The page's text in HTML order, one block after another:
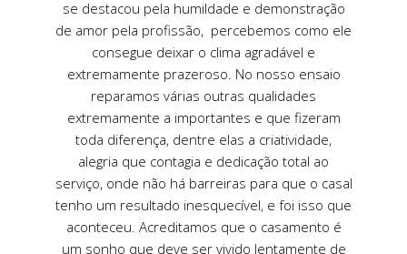
se destacou pela humildade e demonstração
de amor pela profissão, percebemos como ele
consegue deixar o clima agradável e
extremamente prazeroso. No nosso ensaio
reparamos várias outras qualidades
extremamente a importantes e que fizeram
toda diferença, dentre elas a criatividade,
alegria que contagia e dedicação total ao
serviço, onde não há barreiras para que o casal
tenho um resultado inesquecível, e foi isso que
aconteceu. Acreditamos que o casamento é
um sonho que deve ser vivido lentamente de